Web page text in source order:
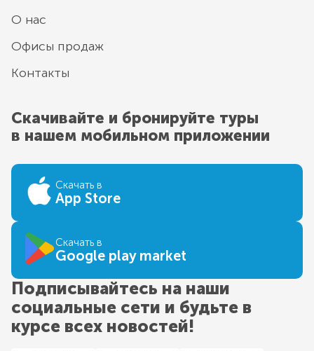
О нас
Офисы продаж
Контакты
Скачивайте и бронируйте туры
в нашем мобильном приложении
Скачать в
App Store
Скачать в
Google play market
Подписывайтесь на наши
социальные сети и будьте в
курсе всех новостей!